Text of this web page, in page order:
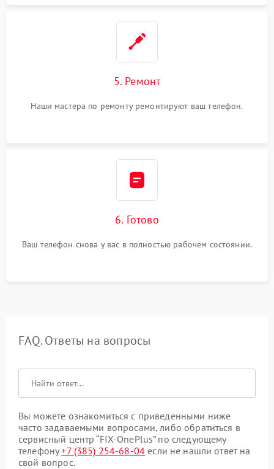
5. Ремонт
Наши мастера по ремонту ремонтируют ваш телефон.
6. Готово
Ваш телефон снова у вас в полностью рабочем состоянии.
FAQ. Ответы на вопросы
Вы можете ознакомиться с приведенными ниже
часто задаваемыми вопросами, либо обратиться в
сервисный центр “FIX-OnePlus” по следующему
телефону+7 (385) 254-68-04 если не нашли ответ на
свой вопрос.